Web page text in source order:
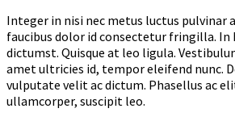
Integer in nisi nec metus luctus pulvinar
faucibus dolor id consectetur fringilla. In
dictumst. Quisque at leo ligula.
amet ultricies id, tempor eleifend nunc.
vulputate velit ac dictum. Phasellus ac
ullamcorper, suscipit leo.